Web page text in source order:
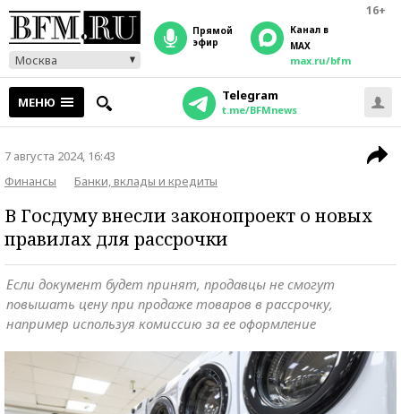
16+
Москва
прямой
эфир
Канал в
MAX
max.ru/bfm
МЕНЮ Telegram
t.me/BFMnews
7 августа 2024, 16:43
Финансы
Банки, вклады и кредиты
В Госдуму внесли законопроект о новых
правилах для рассрочки
Если документ будет принят, продавцы не смогут
повышать цену при продаже товаров в рассрочку,
например используя комиссию за ее оформление